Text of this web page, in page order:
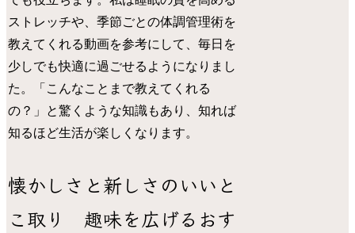
ストレッチや、季節ごとの体調管理術を
教えてくれる動画を参考にして、毎日を
少しでも快適に過ごせるようになりまし
た。「こんなことまで教えてくれる
の？」と驚くような知識もあり、知れば
知るほど生活が楽しくなります。
懐かしさと新しさのいいと
こ取り 趣味を広げるおす